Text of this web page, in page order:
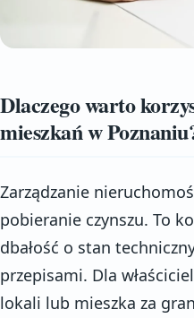
Dlaczego warto
mieszkań w
Zarządzanie
pobieranie czynszu. To
dbałość o stan
przepisami. Dla
lokali lub mieszka za